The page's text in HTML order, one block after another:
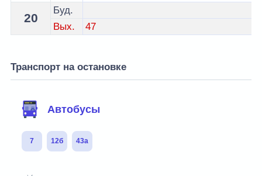
20
Буд.
Вых.
47
Транспорт на остановке
Автобусы
7 12б 43а